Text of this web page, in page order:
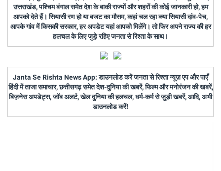
उत्तराखंड, पश्चिम बंगाल समेत देश के बाकी राज्यों और शहरों की कोई जानकारी हो, हम
आपको देते हैं। सियासी रण हो या बजट का मौसम, कहां चल रहा क्या सियासी दांव-पेच,
आपके गांव में किसकी सरकार, हर अपडेट यहां आपको मिलेंगे। तो फिर अपने राज्य की हर
हलचल के लिए जुड़े रहिए जनता से रिश्ता के साथ।
Janta Se Rishta News App: डाउनलोड करें जनता से रिश्ता न्यूज़ एप और पाएँ
हिंदी में ताजा समाचार, छत्तीसगढ़ समेत देश-दुनिया की खबरें, फिल्म और मनोरंजन की खबरें,
बिज़नेस अपडेट्स, जॉब अलर्ट, खेल दुनिया की हलचल, धर्म-कर्म से जुड़ी खबरें, आदि, अभी
डाउनलोड करें!